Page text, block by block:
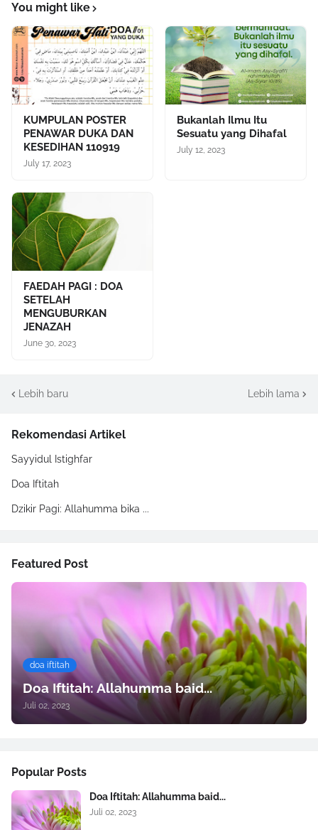
You might like
KUMPULAN POSTER
PENAWAR DUKA DAN
KESEDIHAN 110919
July 17, 2023
Bukanlah Ilmu Itu
Sesuatu yang Dihafal
July 12, 2023
FAEDAH PAGI : DOA
SETELAH
MENGUBURKAN
JENAZAH
June 30, 2023
Lebih baru Lebih lama
Rekomendasi Artikel
Sayyidul Istighfar
Doa Iftitah
Dzikir Pagi: Allahumma bika ...
Featured Post
doa iftitah
Doa Iftitah: Allahumma baid...
Juli 02, 2023
Popular Posts
Doa Iftitah: Allahumma baid...
Juli 02, 2023